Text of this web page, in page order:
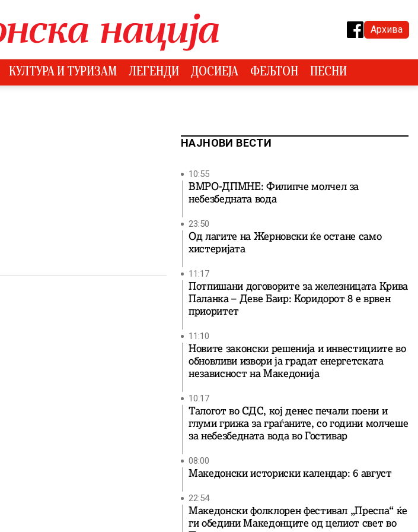
Архива
КУЛТУРА И ТУРИЗАМ ЛЕГЕНДИ ДОСИЕЈА ФЕЉТОН ПЕСНИ
НАЈНОВИ ВЕСТИ
10:55
ВМРО-ДПМНЕ: Филипче молчел за
небезбедната вода
23:50
Од лагите на Жерновски ќе остане само
хистеријата
11:17
Потпишани договорите за железницата Крива
Паланка – Деве Баир: Коридорот 8 е врвен
приоритет
11:10
Новите законски решенија и инвестициите во
обновливи извори ја градат енергетската
независност на Македонија
10:17
Талогот во СДС, кој денес печали поени и
глуми грижа за граѓаните, со години молчеше
за небезбедната вода во Гостивар
08:00
Македонски историски календар: 6 август
22:54
Македонски фолклорен фестивал „Преспа“ ќе
ги обедини Македонците од целиот свет во